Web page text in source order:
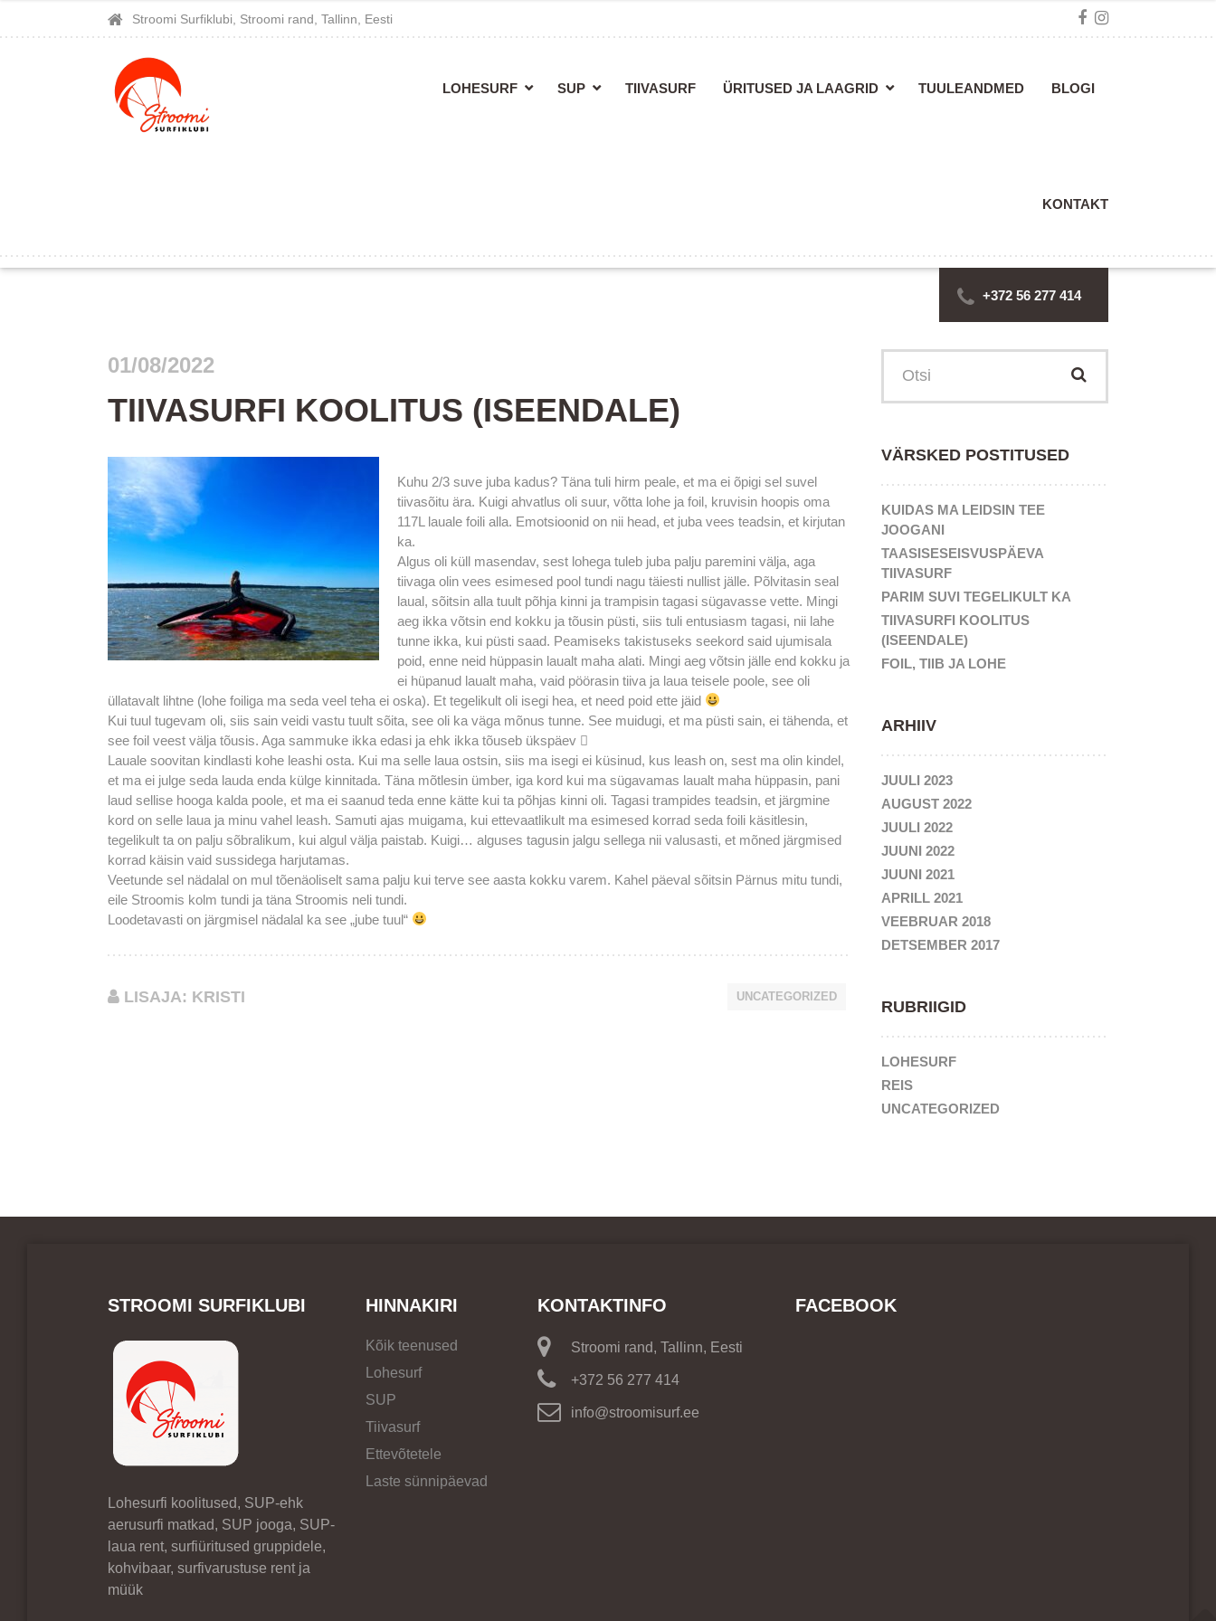
Stroomi Surfiklubi, Stroomi rand, Tallinn, Eesti
LOHESURF SUP TIIVASURF ÜRITUSED JA LAAGRID TUULEANDMED BLOGI
KONTAKT
+372 56 277 414
01/08/2022
TIIVASURFI KOOLITUS (ISEENDALE)
Kuhu 2/3 suve juba kadus? Täna tuli hirm peale, et ma ei õpigi sel suvel
tiivasõitu ära. Kuigi ahvatlus oli suur, võtta lohe ja foil, kruvisin hoopis oma
117L lauale foili alla. Emotsioonid on nii head, et juba vees teadsin, et kirjutan
ka.
Algus oli küll masendav, sest lohega tuleb juba palju paremini välja, aga
tiivaga olin vees esimesed pool tundi nagu täiesti nullist jälle. Põlvitasin seal
laual, sõitsin alla tuult põhja kinni ja trampisin tagasi sügavasse vette. Mingi
aeg ikka võtsin end kokku ja tõusin püsti, siis tuli entusiasm tagasi, nii lahe
tunne ikka, kui püsti saad. Peamiseks takistuseks seekord said ujumisala
poid, enne neid hüppasin laualt maha alati. Mingi aeg võtsin jälle end kokku ja
ei hüpanud laualt maha, vaid pöörasin tiiva ja laua teisele poole, see oli
üllatavalt lihtne (lohe foiliga ma seda veel teha ei oska). Et tegelikult oli isegi hea, et need poid ette jäid
Kui tuul tugevam oli, siis sain veidi vastu tuult sõita, see oli ka väga mõnus tunne. See muidugi, et ma püsti sain, ei tähenda, et
see foil veest välja tõusis. Aga sammuke ikka edasi ja ehk ikka tõuseb ükspäev 
Lauale soovitan kindlasti kohe leashi osta. Kui ma selle laua ostsin, siis ma isegi ei küsinud, kus leash on, sest ma olin kindel,
et ma ei julge seda lauda enda külge kinnitada. Täna mõtlesin ümber, iga kord kui ma sügavamas laualt maha hüppasin, pani
laud sellise hooga kalda poole, et ma ei saanud teda enne kätte kui ta põhjas kinni oli. Tagasi trampides teadsin, et järgmine
kord on selle laua ja minu vahel leash. Samuti ajas muigama, kui ettevaatlikult ma esimesed korrad seda foili käsitlesin,
tegelikult ta on palju sõbralikum, kui algul välja paistab. Kuigi… alguses tagusin jalgu sellega nii valusasti, et mõned järgmised
korrad käisin vaid sussidega harjutamas.
Veetunde sel nädalal on mul tõenäoliselt sama palju kui terve see aasta kokku varem. Kahel päeval sõitsin Pärnus mitu tundi,
eile Stroomis kolm tundi ja täna Stroomis neli tundi.
Loodetavasti on järgmisel nädalal ka see „jube tuul“
LISAJA: KRISTI UNCATEGORIZED
VÄRSKED POSTITUSED
KUIDAS MA LEIDSIN TEE
JOOGANI
TAASISESEISVUSPÄEVA
TIIVASURF
PARIM SUVI TEGELIKULT KA
TIIVASURFI KOOLITUS
(ISEENDALE)
FOIL, TIIB JA LOHE
ARHIIV
JUULI 2023
AUGUST 2022
JUULI 2022
JUUNI 2022
JUUNI 2021
APRILL 2021
VEEBRUAR 2018
DETSEMBER 2017
RUBRIIGID
LOHESURF
REIS
UNCATEGORIZED
STROOMI SURFIKLUBI
Lohesurfi koolitused, SUP-ehk
aerusurfi matkad, SUP jooga, SUP-
laua rent, surfiüritused gruppidele,
kohvibaar, surfivarustuse rent ja
müük
HINNAKIRI
Kõik teenused
Lohesurf
SUP
Tiivasurf
Ettevõtetele
Laste sünnipäevad
KONTAKTINFO
Stroomi rand, Tallinn, Eesti
+372 56 277 414
info@stroomisurf.ee
FACEBOOK